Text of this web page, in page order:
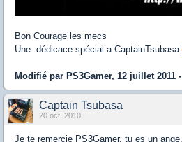
Bon Courage les mecs
Une dédicace spécial a CaptainTsubasa
Modifié par PS3Gamer, 12 juillet 2011 -
Captain Tsubasa
20 oct. 2010
Je te remercie PS3Gamer, tu es un